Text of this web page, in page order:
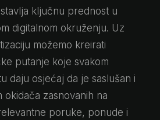
ključnu prednost u
digitalnom okruženju. Uz
možemo kreirati
putanje koje svakom
daju osjećaj da je saslušan i
okidača zasnovanih na
poruke, ponude i